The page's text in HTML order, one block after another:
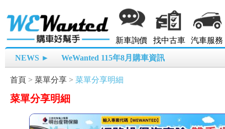
新車詢價 找中古車 汽車服務
NEWS ► WeWanted 115年8月購車資訊
首頁 > 菜單分享 > 菜單分享明細
菜單分享明細